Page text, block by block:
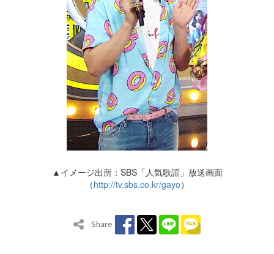
▲イメージ出所：SBS「人気歌謡」放送画面
（http://tv.sbs.co.kr/gayo）
Share